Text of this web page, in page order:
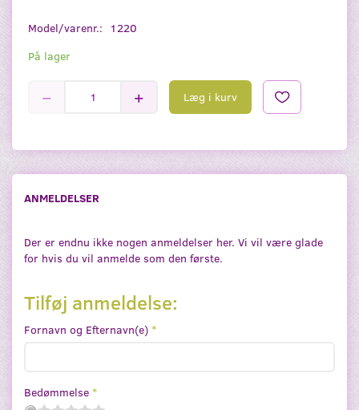
Model/varenr.:
1220
På lager
Læg i kurv
ANMELDELSER
Der er endnu ikke nogen anmeldelser her. Vi vil være glade
for hvis du vil anmelde som den første.
Tilføj anmeldelse:
Fornavn og Efternavn(e)
Bedømmelse